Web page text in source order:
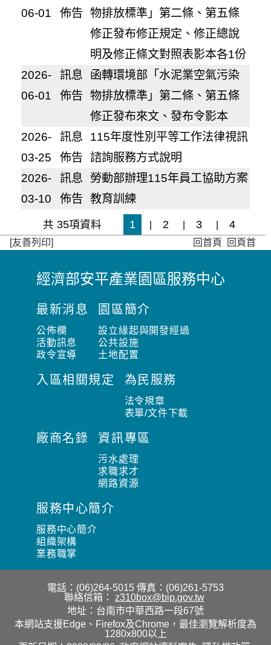
06-01
佈告
物排放標準」第二條、第五條
修正發布修正規定、修正總說
明及修正條文對照表影本各1份
2026-
06-01
訊息
佈告
函轉環境部「水泥業空氣污染
物排放標準」第二條、第五條
修正發布來文、發布令影本
2026-
03-25
訊息
佈告
115年度性別平等工作法律視訊
諮詢服務方式說明
2026-
03-10
訊息
佈告
勞動部辦理115年員工協助方案
教育訓練
共 35項資料 1 2 3 4
[友善列印] 回首頁 回頁首
:
:
經濟部安平產業園區服務中心
最新消息
公佈欄
活動訊息
政令宣導
園區簡介
設立緣起與開發經過
公共設施
土地配置
入區相關規定 為民服務
法令規章
表單/文件下載
廠商名錄 資訊專區
污水處理
求職求才
網路資源
服務中心簡介
服務中心簡介
組織架構
業務職掌
電話：(06)264-5015 傳真：(06)261-5753
聯絡信箱：
z310box@bip.gov.tw
地址：台南市中華西路一段67號
本網站支援Edge、Firefox及Chrome，最佳瀏覽解析度為
1280x800以上